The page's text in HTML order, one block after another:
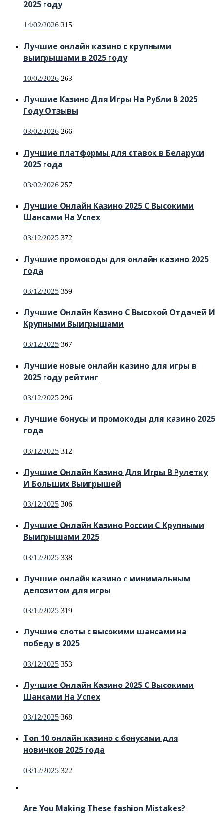
2025 году
Posted
14/02/2026 315
Лучшие онлайн казино с крупными
выигрышами в 2025 году
Posted
10/02/2026 263
Лучшие Казино Для Игры На Рубли В 2025
Году Отзывы
Posted
03/02/2026 266
Лучшие платформы для ставок в Беларуси
2025 года
Posted
03/02/2026 257
Лучшие Онлайн Казино 2025 С Высокими
Шансами На Успех
Posted
03/12/2025 372
Лучшие промокоды для онлайн казино 2025
года
Posted
03/12/2025 359
Лучшие Онлайн Казино С Высокой Отдачей И
Крупными Выигрышами
Posted
03/12/2025 367
Лучшие новые онлайн казино для игры в
2025 году рейтинг
Posted
03/12/2025 296
Лучшие бонусы и промокоды для казино 2025
года
Posted
03/12/2025 312
Лучшие Онлайн Казино Для Игры В Рулетку
И Больших Выигрышей
Posted
03/12/2025 306
Лучшие Онлайн Казино России С Крупными
Выигрышами 2025
Posted
03/12/2025 338
Лучшие онлайн казино с минимальным
депозитом для игры
Posted
03/12/2025 319
Лучшие слоты с высокими шансами на
победу в 2025
Posted
03/12/2025 353
Лучшие Онлайн Казино 2025 С Высокими
Шансами На Успех
Posted
03/12/2025 368
Топ 10 онлайн казино с бонусами для
новичков 2025 года
Posted
03/12/2025 322
Are You Making These fashion Mistakes?